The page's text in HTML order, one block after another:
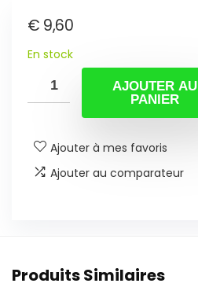
€ 9,60
En stock
AJOUTER AU
PANIER
Ajouter à mes favoris
Ajouter au comparateur
Produits Similaires